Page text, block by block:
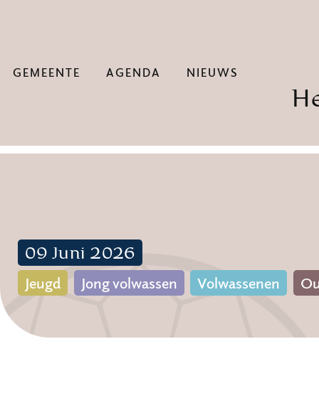
GEMEENTE AGENDA NIEUWS
09 Juni 2026
Jeugd Jong volwassen Volwassenen